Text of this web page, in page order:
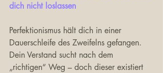
dich nicht loslassen
Perfektionismus hält dich in einer
Dauerschleife des Zweifelns gefangen.
Dein Verstand sucht nach dem
„richtigen“ Weg – doch dieser existiert